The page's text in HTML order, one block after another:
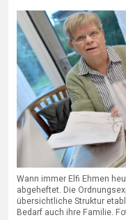
Wann immer Elfi Ehmen
abgeheftet. Die
übersichtliche Struktur
Bedarf auch ihre Familie.